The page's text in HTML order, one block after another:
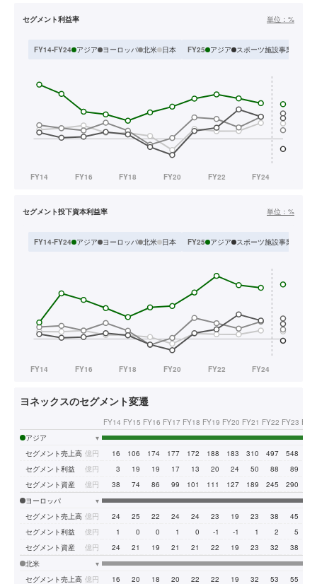
セグメント利益率 単位： %
FY14-FY24 アジア ヨーロッパ 北米 日本 FY25 アジア スポーツ施設事業
セグメント投下資本利益率 単位： %
FY14-FY24 アジア ヨーロッパ 北米 日本 FY25 アジア スポーツ施設事業
ヨネックスのセグメント変遷
FY14 FY15 FY16 FY17 FY18 FY19 FY20 FY21 FY22 FY23
アジア
▾
セグメント売上高 億円 16 106 174 177 172 188 183 310 497 548
セグメント利益
億円 3 19 19 17 13 20 24 50 88 89
セグメント資産
億円 38 74 86 99 101 111 127 189 245 290
ヨーロッパ
▾
セグメント売上高 億円 24 25 22 24 24 23 19 23 38 45
セグメント利益
億円 1 0 0 1 0 -1 -1 1 2 5
セグメント資産
億円 24 21 19 21 21 22 19 23 32 38
北米
▾
セグメント売上高 億円 16 20 18 20 22 22 19 32 53 55